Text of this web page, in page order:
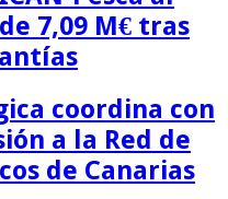
7,09 M€ tras
coordina con
a la Red de
de Canarias